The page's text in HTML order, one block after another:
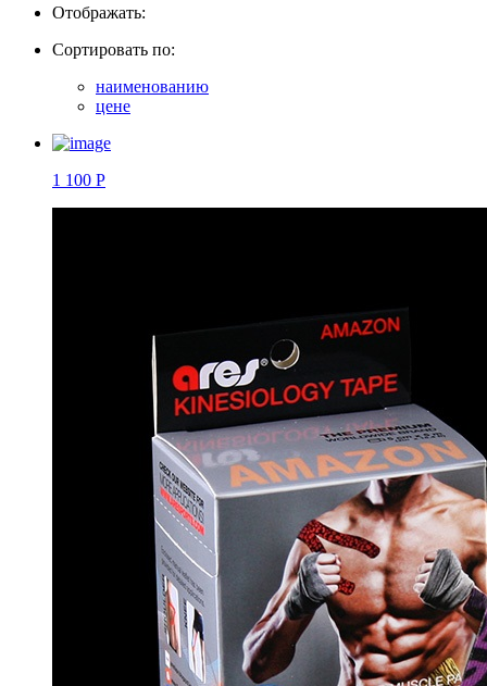
Отображать:
Сортировать по:
наименованию
цене
1 100 Р